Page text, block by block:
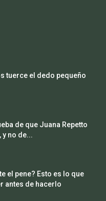
tuerce el dedo pequeño
de que Juana Repetto
y no de...
el pene? Esto es lo que
antes de hacerlo